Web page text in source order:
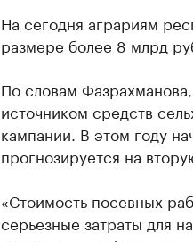
На сегодня аграриям
размере более 8 млрд
По словам
источником средств
кампании. В этом году
прогнозируется на
«Стоимость посевных
серьезные затраты для